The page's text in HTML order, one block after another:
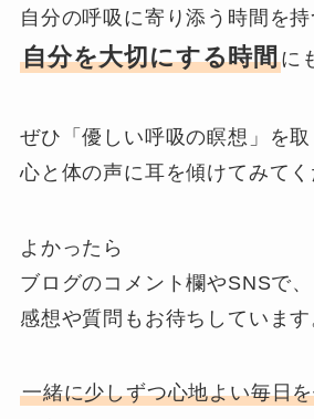
自分の呼吸に寄り添う時間を持
自分を大切にする時間に
ぜひ「優しい呼吸の瞑想」を取
心と体の声に耳を傾けてみてく
よかったら
ブログのコメント欄やSNSで、
感想や質問もお待ちしています
一緒に少しずつ心地よい毎日